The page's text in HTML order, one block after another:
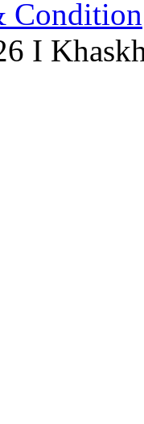
Condition
I